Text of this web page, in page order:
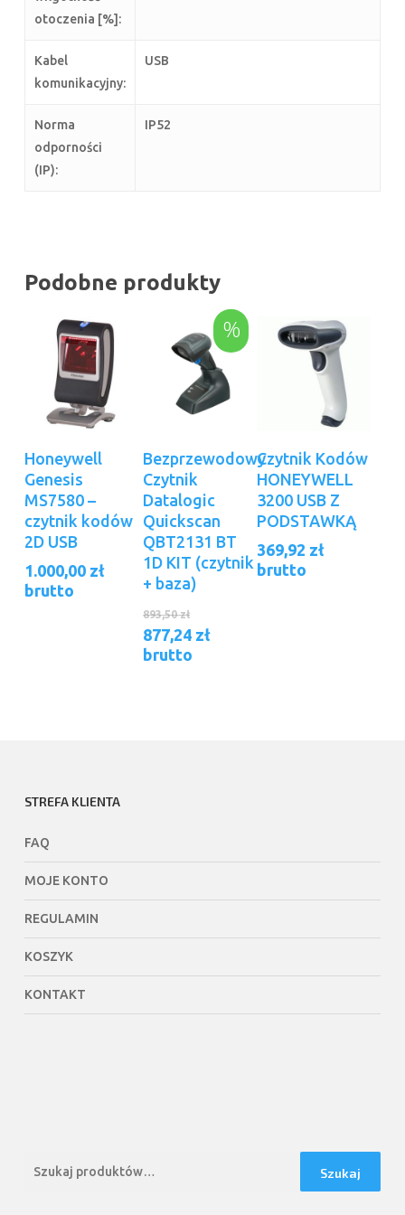
otoczenia [%]:
Kabel
komunikacyjny:
USB
Norma
odporności
(IP):
IP52
Podobne produkty
Dodaj Do
Koszyka
Honeywell
Genesis
MS7580 –
czytnik kodów
2D USB
1.000,00 zł
brutto
%
Dowiedz Się
Więcej
Bezprzewodowy
Czytnik
Datalogic
Quickscan
QBT2131 BT
1D KIT (czytnik
+ baza)
893,50złPierwotna
cena
wynosiła:
877,24 złAktualna
brutto
Dodaj Do
Koszyka
Czytnik Kodów
HONEYWELL
3200 USB Z
PODSTAWKĄ
369,92 zł
brutto
STREFA KLIENTA
FAQ
MOJE KONTO
REGULAMIN
KOSZYK
KONTAKT
Szukaj